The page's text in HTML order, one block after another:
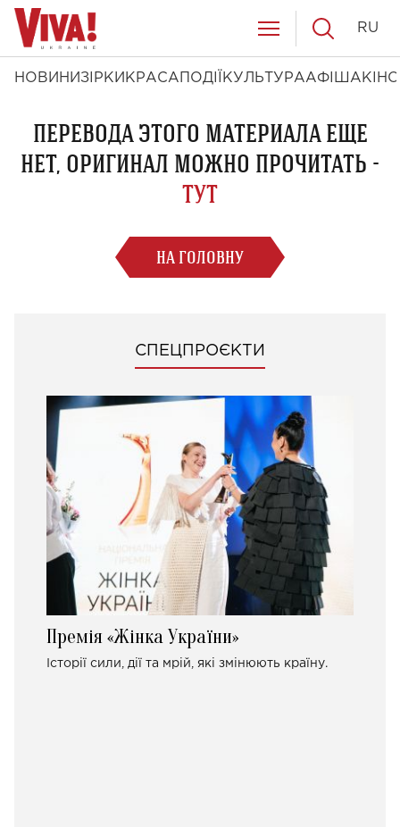
НОВИНИ ЗІРКИ КРАСА ПОДІЇ КУЛЬТУРААФІША КІНО
RU
ПЕРЕВОДА ЭТОГО МАТЕРИАЛА ЕЩЕ
НЕТ, ОРИГИНАЛ МОЖНО ПРОЧИТАТЬ -
ТУТ
НА ГОЛОВНУ
СПЕЦПРОЄКТИ
Премія «Жінка України»
Історії сили, дії та мрій, які змінюють країну.